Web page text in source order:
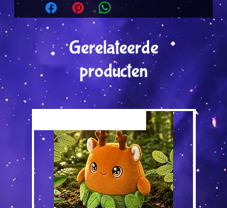
Gerelateerde
producten